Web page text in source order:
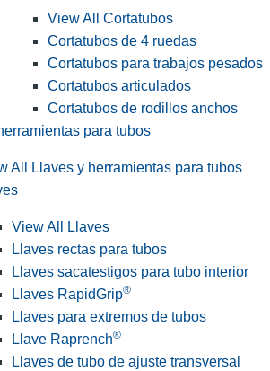
View All Cortatubos
Cortatubos de 4 ruedas
Cortatubos para trabajos pesados
Cortatubos articulados
Cortatubos de rodillos anchos
para tubos
All Llaves y herramientas para tubos
View All Llaves
Llaves rectas para tubos
Llaves sacatestigos para tubo interior
Llaves RapidGrip®
Llaves para extremos de tubos
Llave Raprench®
Llaves de tubo de ajuste transversal